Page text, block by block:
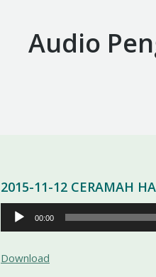
Audio
2015-11-12 CERAMAH
Pemutar
Audio
00:00
Download